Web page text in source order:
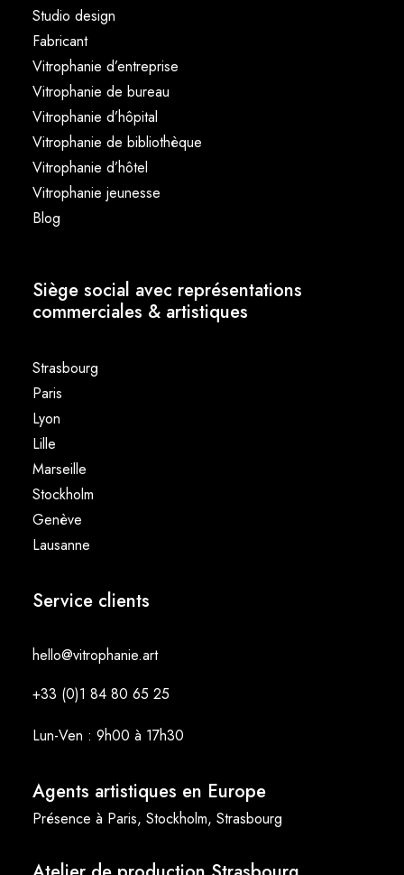
Studio design
Fabricant
Vitrophanie d’entreprise
Vitrophanie de bureau
Vitrophanie d’hôpital
Vitrophanie de bibliothèque
Vitrophanie d’hôtel
Vitrophanie jeunesse
Blog
Siège social avec représentations
commerciales & artistiques
Strasbourg
Paris
Lyon
Lille
Marseille
Stockholm
Genève
Lausanne
Service clients
hello@vitrophanie.art
+33 (0)1 84 80 65 25
Lun-Ven : 9h00 à 17h30
Agents artistiques en Europe
Présence à Paris, Stockholm, Strasbourg